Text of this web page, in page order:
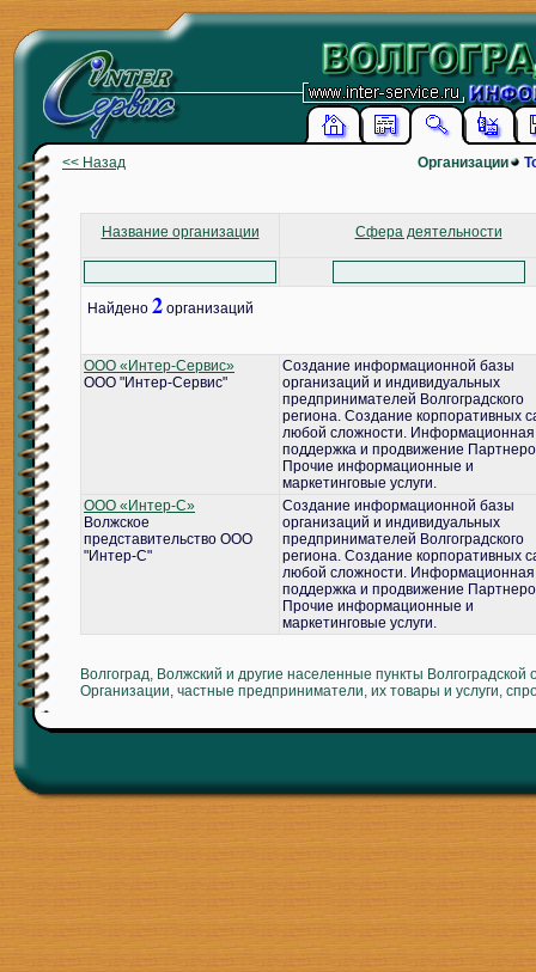
<< Назад Организации
Название организации Сфера деятельности
Найдено 2 организаций
ООО «Интер-Сервис»
ООО "Интер-Сервис"
Создание информационной базы
организаций и индивидуальных
предпринимателей Волгоградского
региона. Создание корпоративных
любой сложности. Информационная
поддержка и продвижение
Прочие информационные и
маркетинговые услуги.
ООО «Интер-С»
Волжское
представительство ООО
"Интер-С"
Создание информационной базы
организаций и индивидуальных
предпринимателей Волгоградского
региона. Создание корпоративных
любой сложности. Информационная
поддержка и продвижение
Прочие информационные и
маркетинговые услуги.
Волгоград, Волжский и другие населенные пункты Волгоградской
Организации, частные предприниматели, их товары и услуги,